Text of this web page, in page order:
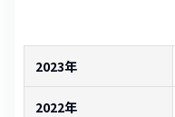
2023年
2022年